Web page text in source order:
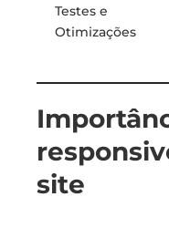
Testes e
Otimizações
site